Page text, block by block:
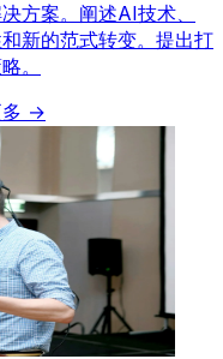
方案。阐述AI技术、
新的范式转变。提出打
。
多 →